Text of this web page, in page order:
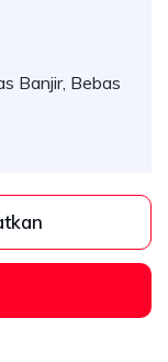
Banjir, Bebas